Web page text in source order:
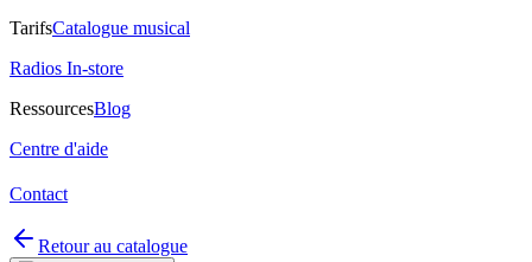
TarifsCatalogue musical
Radios In-store
RessourcesBlog
Centre d'aide
Contact
Retour au catalogue